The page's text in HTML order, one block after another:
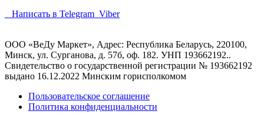
Написать в Telegram Viber
ООО «ВеДу Маркет», Адрес: Республика Беларусь, 220100,
Минск, ул. Сурганова, д. 57б, оф. 182. УНП 193662192..
Свидетельство о государственной регистрации № 193662192
выдано 16.12.2022 Минским горисполкомом
Пользовательское соглашение
Политика конфиденциальности